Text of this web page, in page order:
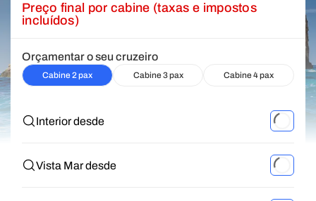
Preço final por cabine (taxas e impostos
incluídos)
Orçamentar o seu cruzeiro
Cabine 2 pax Cabine 3 pax Cabine 4 pax
Interior desde
Vista Mar desde